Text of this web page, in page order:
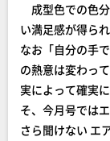
成型色での色
い満足感が得ら
なお「自分の手
の熱意は変わっ
実によって確実
そ、今月号では
さら聞けない エ